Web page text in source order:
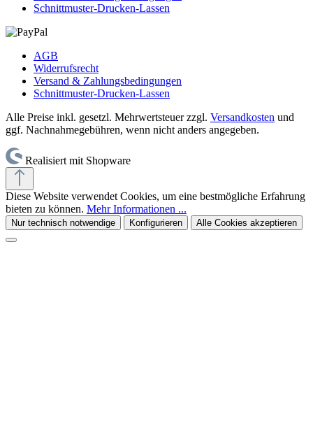
Schnittmuster-Drucken-Lassen
AGB
Widerrufsrecht
Versand & Zahlungsbedingungen
Schnittmuster-Drucken-Lassen
Alle Preise inkl. gesetzl. Mehrwertsteuer zzgl. Versandkosten und
ggf. Nachnahmegebühren, wenn nicht anders angegeben.
Realisiert mit Shopware
Diese Website verwendet Cookies, um eine bestmögliche Erfahrung
bieten zu können. Mehr Informationen ...
Nur technisch notwendige Konfigurieren Alle Cookies akzeptieren